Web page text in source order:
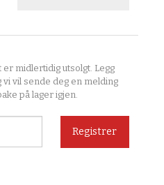
midlertidig utsolgt. Legg
vil sende deg en melding
på lager igjen.
Registrer